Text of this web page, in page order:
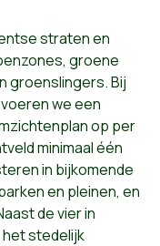
straten en
groene
groenslingers. Bij
we een
op per
minimaal één
in bijkomende
en pleinen, en
de vier in
stedelijk